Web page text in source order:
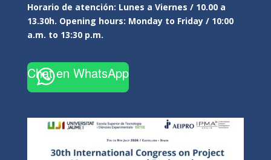
Horario de atención: Lunes a Viernes / 10.00 a
13.30h. Opening hours: Monday to Friday / 10:00
a.m. to 13:30 p.m.
Chat en WhatsApp